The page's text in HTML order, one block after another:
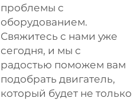
проблемы с
оборудованием.
Свяжитесь с нами уже
сегодня, и мы с
радостью поможем вам
подобрать двигатель,
который будет не только